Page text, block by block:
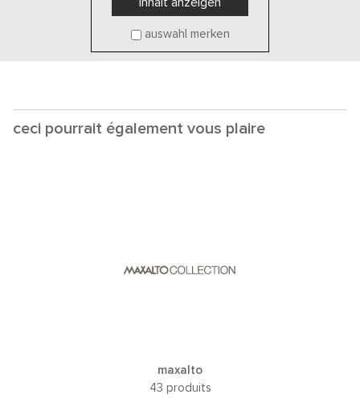
auswahl merken
ceci pourrait également vous plaire
maxalto
43 produits